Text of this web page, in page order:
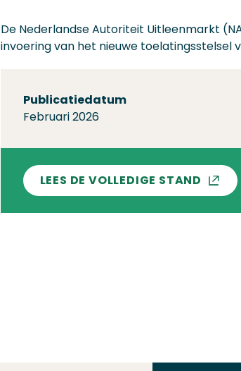
De Nederlandse Autoriteit Uitleenmarkt
invoering van het nieuwe toelatingsstelsel
Publicatiedatum
Februari 2026
LEES DE VOLLEDIGE STAND